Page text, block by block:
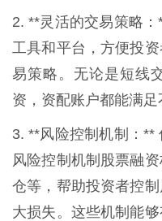
2. **灵活的交易策略
工具和平台，方便投
易策略。无论是短线
资，资配账户都能满足
3. **风险控制机制：**
风险控制机制股票融
仓等，帮助投资者控
大损失。这些机制能